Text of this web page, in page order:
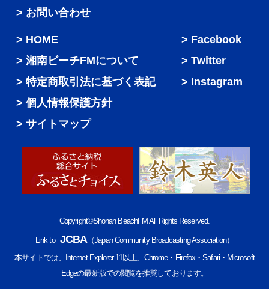
> お問い合わせ
HOME
湘南ビーチFMについて
特定商取引法に基づく表記
個人情報保護方針
サイトマップ
Facebook
Twitter
Instagram
Copyright©Shonan BeachFM All Rights Reserved.
Link to JCBA（Japan Community Broadcasting Association）
本サイトでは、Internet Explorer 11以上、Chrome・Firefox・Safari・Microsoft
Edgeの最新版での閲覧を推奨しております。